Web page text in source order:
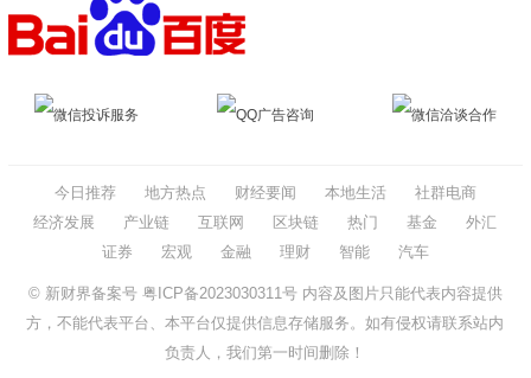
微信投诉服务 QQ广告咨询 微信洽谈合作
今日推荐 地方热点 财经要闻 本地生活
社群电商
经济发展
产业链 互联网 区块链 热门 基金
外汇
证券
宏观 金融 理财 智能 汽车
© 新财界备案号 粤ICP备2023030311号内容及图片只能代表内容提供
方，不能代表平台、本平台仅提供信息存储服务。如有侵权请联系站内
负责人，我们第一时间删除！